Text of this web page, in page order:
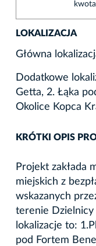
LOKALIZACJA
Główna
Dodatkowe
Getta, 2. Łąka
Okolice Kopca
KRÓTKI OPIS
Projekt zakłada
miejskich z
wskazanych
terenie Dzielnicy
lokalizacje to:
pod Fortem